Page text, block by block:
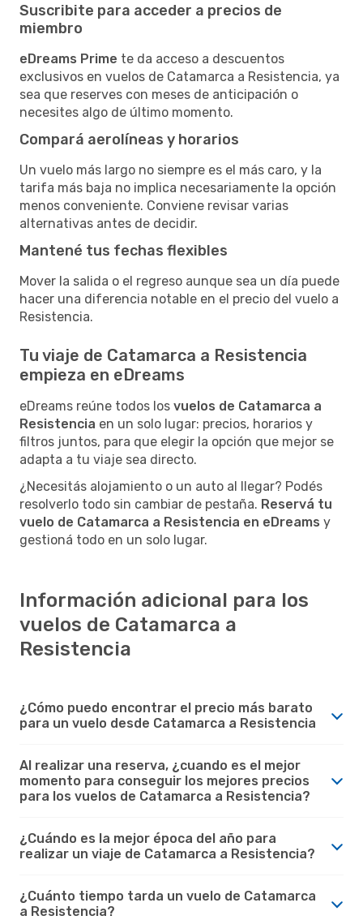
Suscribite para acceder a precios de
miembro
eDreams Prime te da acceso a descuentos
exclusivos en vuelos de Catamarca a Resistencia, ya
sea que reserves con meses de anticipación o
necesites algo de último momento.
Compará aerolíneas y horarios
Un vuelo más largo no siempre es el más caro, y la
tarifa más baja no implica necesariamente la opción
menos conveniente. Conviene revisar varias
alternativas antes de decidir.
Mantené tus fechas flexibles
Mover la salida o el regreso aunque sea un día puede
hacer una diferencia notable en el precio del vuelo a
Resistencia.
Tu viaje de Catamarca a Resistencia
empieza en eDreams
eDreams reúne todos los vuelos de Catamarca a
Resistencia en un solo lugar: precios, horarios y
filtros juntos, para que elegir la opción que mejor se
adapta a tu viaje sea directo.
¿Necesitás alojamiento o un auto al llegar? Podés
resolverlo todo sin cambiar de pestaña. Reservá tu
vuelo de Catamarca a Resistencia en eDreams y
gestioná todo en un solo lugar.
Información adicional para los
vuelos de Catamarca a
Resistencia
¿Cómo puedo encontrar el precio más barato
para un vuelo desde Catamarca a Resistencia
Al realizar una reserva, ¿cuando es el mejor
momento para conseguir los mejores precios
para los vuelos de Catamarca a Resistencia?
¿Cuándo es la mejor época del año para
realizar un viaje de Catamarca a Resistencia?
¿Cuánto tiempo tarda un vuelo de Catamarca
a Resistencia?